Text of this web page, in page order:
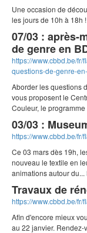
Une occasion de
les jours de 10h à 18h !
07/03 : après-
de genre en
https://www.cbbd.be/
questions-de-genre-
Aborder les questions
vous proposent le
Couleur, le
03/03 :
https://www.cbbd.be/
Ce 03 mars dès 19h,
nouveau le textile en
animations autour
Travaux de
https://www.cbbd.be/
Afin d'encore mieux
au 22 janvier. Rendez-